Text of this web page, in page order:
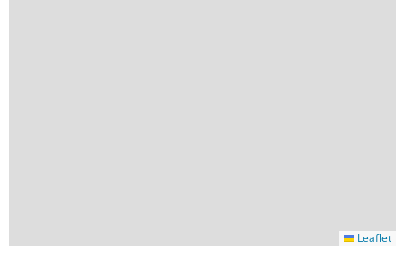
Leaflet